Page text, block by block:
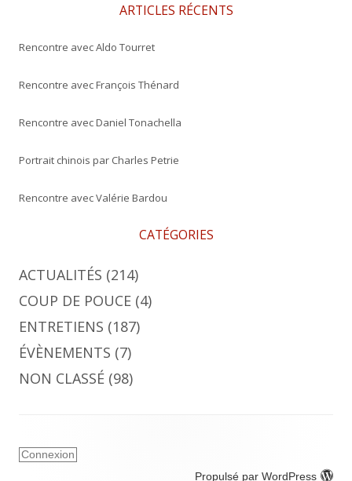
ARTICLES RÉCENTS
Rencontre avec Aldo Tourret
Rencontre avec François Thénard
Rencontre avec Daniel Tonachella
Portrait chinois par Charles Petrie
Rencontre avec Valérie Bardou
CATÉGORIES
ACTUALITÉS (214)
COUP DE POUCE (4)
ENTRETIENS (187)
ÉVÈNEMENTS (7)
NON CLASSÉ (98)
Connexion
Propulsé par WordPress